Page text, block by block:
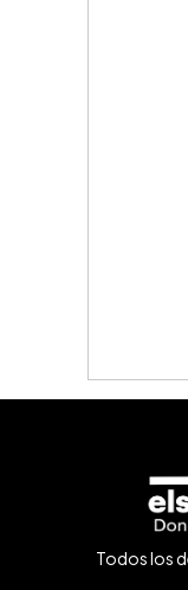
Todos los